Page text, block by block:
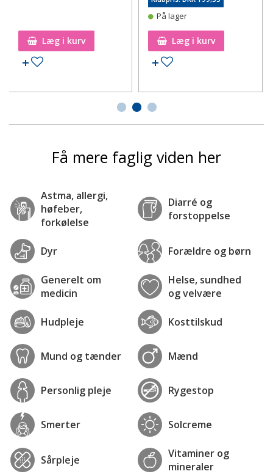
Læg i kurv
Tilføj til ønskeseddel
På lager
Læg i kurv
Tilføj til ønskeseddel
Få mere faglig viden her
Astma, allergi,
høfeber,
forkølelse
Diarré og
forstoppelse
Dyr Forældre og børn
Generelt om
medicin
Helse, sundhed
og velvære
Hudpleje Kosttilskud
Mund og tænder Mænd
Personlig pleje Rygestop
Smerter Solcreme
Sårpleje
Vitaminer og
mineraler